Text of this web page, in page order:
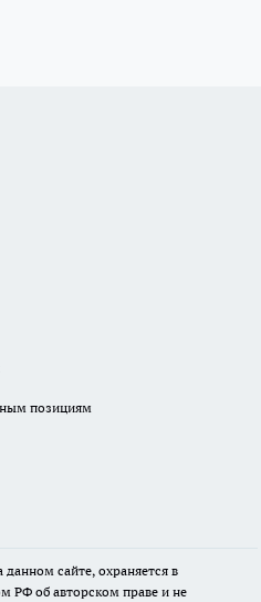
позициям
сайте, охраняется в
РФ об авторском праве и не